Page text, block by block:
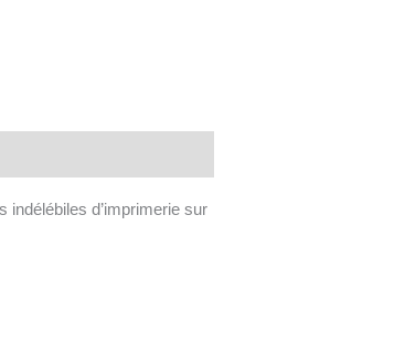
d’imprimerie sur